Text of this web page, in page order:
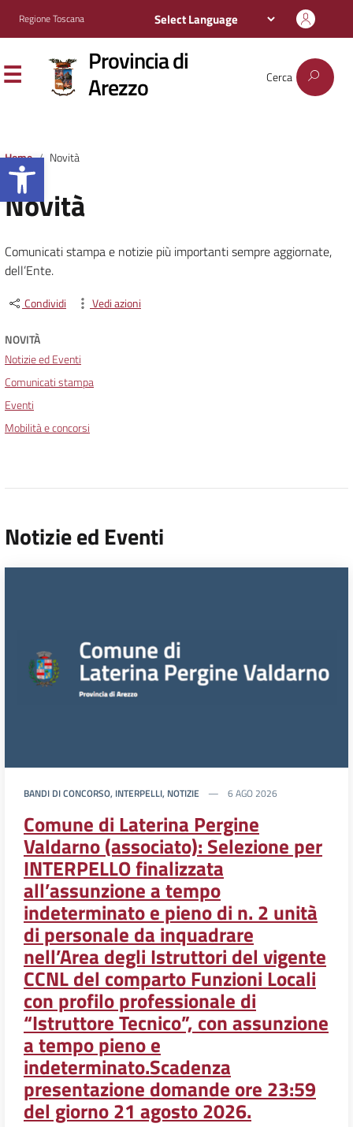
Apri la barra degli strumenti
Regione Toscana
Provincia di
Arezzo Cerca
Home Novità
Novità
Comunicati stampa e notizie più importanti sempre aggiornate,
dell’Ente.
Condividi Vedi azioni
NOVITÀ
Notizie ed Eventi
Comunicati stampa
Eventi
Mobilità e concorsi
Notizie ed Eventi
BANDI DI CONCORSO, INTERPELLI, NOTIZIE 6 AGO 2026
Comune di Laterina Pergine
Valdarno (associato): Selezione per
INTERPELLO finalizzata
all’assunzione a tempo
indeterminato e pieno di n. 2 unità
di personale da inquadrare
nell’Area degli Istruttori del vigente
CCNL del comparto Funzioni Locali
con profilo professionale di
“Istruttore Tecnico”, con assunzione
a tempo pieno e
indeterminato.Scadenza
presentazione domande ore 23:59
del giorno 21 agosto 2026.